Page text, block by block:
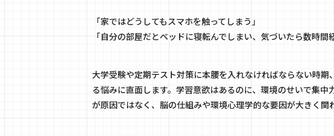
「家ではどうしてもスマホを触ってしまう」
「自分の部屋だとベッドに寝転んでしまい、気づいたら数時間
大学受験や定期テスト対策に本腰を入れなければならない時
る悩みに直面します。学習意欲はあるのに、環境のせいで集
が原因ではなく、脳の仕組みや環境心理学的な要因が大きく関